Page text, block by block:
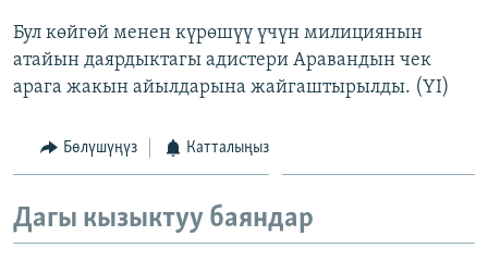
Бул көйгөй менен күрөшүү үчүн милициянын
атайын даярдыктагы адистери Аравандын чек
арага жакын айылдарына жайгаштырылды. (YI)
Бөлүшүңүз Катталыңыз
Дагы кызыктуу баяндар